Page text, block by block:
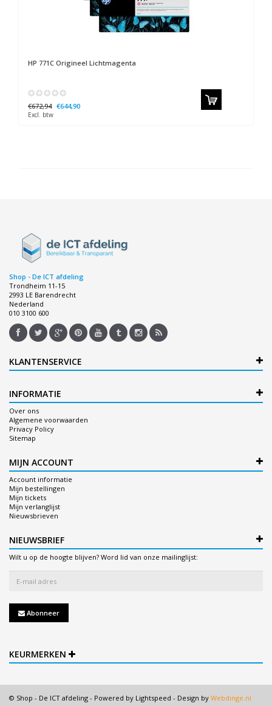
HP 771C Origineel Lichtmagenta
€672,94 €644,90
Excl. btw
Shop - De ICT afdeling
Trondheim 11-15
2993 LE Barendrecht
Nederland
010 3100 600
KLANTENSERVICE
INFORMATIE
Over ons
Algemene voorwaarden
Privacy Policy
Sitemap
MIJN ACCOUNT
Account informatie
Mijn bestellingen
Mijn tickets
Mijn verlanglijst
Nieuwsbrieven
NIEUWSBRIEF
Wilt u op de hoogte blijven? Word lid van onze mailinglijst:
Abonneer
KEURMERKEN
© Shop - De ICT afdeling - Powered by Lightspeed - Design by Webdinge.nl